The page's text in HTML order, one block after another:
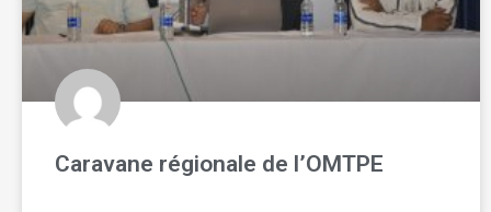
Caravane régionale de l’OMTPE